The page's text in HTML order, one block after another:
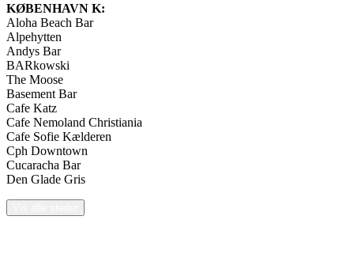
KØBENHAVN K:
Aloha Beach Bar
Alpehytten
Andys Bar
BARkowski
The Moose
Basement Bar
Cafe Katz
Cafe Nemoland Christiania
Cafe Sofie Kælderen
Cph Downtown
Cucaracha Bar
Den Glade Gris